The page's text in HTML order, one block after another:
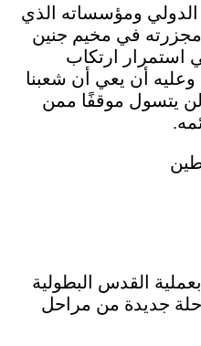
الدولي ومؤسساته الذي
في مخيم جنين
استمرار ارتكاب
وعليه أن يعي أن شعبنا
يتسول موقفًا ممن
القدس البطولية
جديدة من مراحل